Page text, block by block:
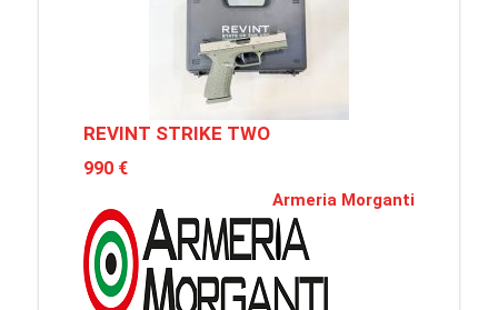
REVINT STRIKE TWO
990 €
Armeria Morganti